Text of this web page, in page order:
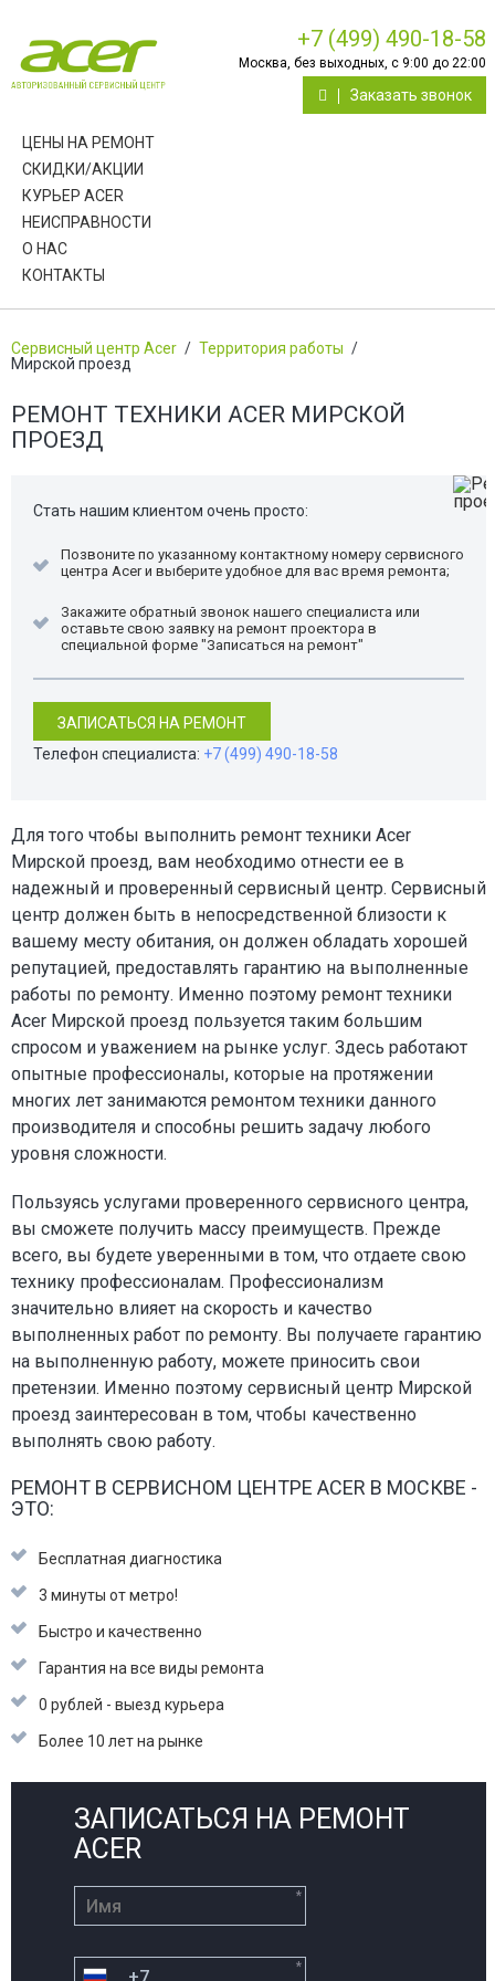
+7 (499) 490-18-58
Москва, без выходных, с 9:00 до 22:00
Заказать звонок
ЦЕНЫ НА РЕМОНТ
СКИДКИ/АКЦИИ
КУРЬЕР ACER
НЕИСПРАВНОСТИ
О НАС
КОНТАКТЫ
Сервисный центр Acer / Территория работы /
Мирской проезд
РЕМОНТ ТЕХНИКИ ACER МИРСКОЙ
ПРОЕЗД
Стать нашим клиентом очень просто:
Позвоните по указанному контактному номеру сервисного
центра Acer и выберите удобное для вас время ремонта;
Закажите обратный звонок нашего специалиста или
оставьте свою заявку на ремонт проектора в
специальной форме "Записаться на ремонт"
ЗАПИСАТЬСЯ НА РЕМОНТ
Телефон специалиста: +7 (499) 490-18-58
Для того чтобы выполнить ремонт техники Acer
Мирской проезд, вам необходимо отнести ее в
надежный и проверенный сервисный центр. Сервисный
центр должен быть в непосредственной близости к
вашему месту обитания, он должен обладать хорошей
репутацией, предоставлять гарантию на выполненные
работы по ремонту. Именно поэтому ремонт техники
Acer Мирской проезд пользуется таким большим
спросом и уважением на рынке услуг. Здесь работают
опытные профессионалы, которые на протяжении
многих лет занимаются ремонтом техники данного
производителя и способны решить задачу любого
уровня сложности.
Пользуясь услугами проверенного сервисного центра,
вы сможете получить массу преимуществ. Прежде
всего, вы будете уверенными в том, что отдаете свою
технику профессионалам. Профессионализм
значительно влияет на скорость и качество
выполненных работ по ремонту. Вы получаете гарантию
на выполненную работу, можете приносить свои
претензии. Именно поэтому сервисный центр Мирской
проезд заинтересован в том, чтобы качественно
выполнять свою работу.
РЕМОНТ В СЕРВИСНОМ ЦЕНТРЕ ACER В МОСКВЕ -
ЭТО:
Бесплатная диагностика
3 минуты от метро!
Быстро и качественно
Гарантия на все виды ремонта
0 рублей - выезд курьера
Более 10 лет на рынке
ЗАПИСАТЬСЯ НА РЕМОНТ
ACER
*
*